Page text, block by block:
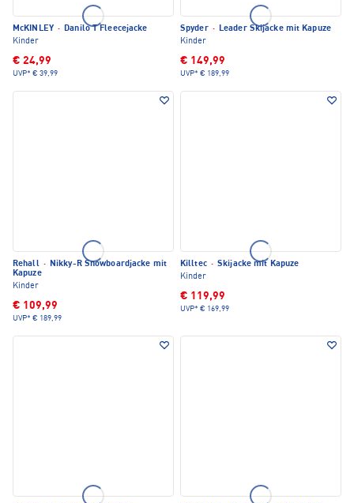
McKINLEY · Danilo T Fleecejacke
Kinder
€ 24,99
UVP* € 39,99
Spyder · Leader Skijacke mit Kapuze
Kinder
€ 149,99
UVP* € 189,99
Rehall · Nikky-R Snowboardjacke mit
Kapuze
Kinder
€ 109,99
UVP* € 189,99
Killtec · Skijacke mit Kapuze
Kinder
€ 119,99
UVP* € 169,99